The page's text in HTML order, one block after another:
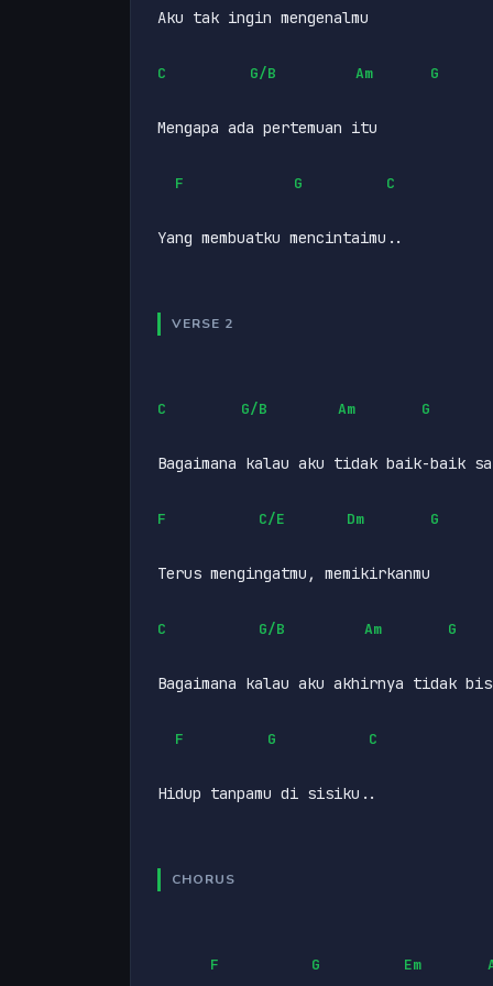
Aku tak ingin mengenalmu
C G/B Am G
Mengapa ada pertemuan itu
F G C
Yang membuatku mencintaimu..
VERSE 2
C G/B Am G
Bagaimana kalau aku tidak baik-baik
F C/E Dm G
Terus mengingatmu, memikirkanmu
C G/B Am G
Bagaimana kalau aku akhirnya tidak
F G C
Hidup tanpamu di sisiku..
CHORUS
F G Em